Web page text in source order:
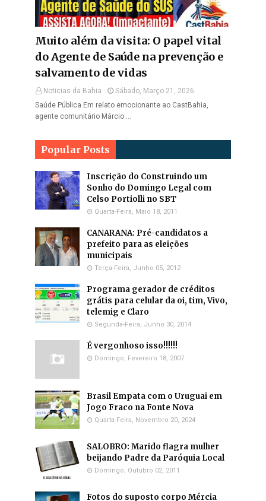
Muito além da visita: O papel vital
do Agente de Saúde na prevenção e
salvamento de vidas
Noticias da Bahia
Sábado, Março 21, 2026
Saúde Pública Em relato emocionante ao CastBahia,
agente comunitário Márcio …
Popular Posts
Inscrição do Construindo um
Sonho do Domingo Legal com
Celso Portiolli no SBT
Quarta-Feira, Maio 18, 2011
CANARANA: Pré-candidatos a
prefeito para as eleições
municipais
Terça-Feira, Junho 05, 2012
Programa gerador de créditos
grátis para celular da oi, tim, Vivo,
telemig e Claro
Segunda-Feira, Junho 30, 2014
É vergonhoso isso!!!!!!
Domingo, Fevereiro 18, 2007
Brasil Empata com o Uruguai em
Jogo Fraco na Fonte Nova
Quarta-Feira, Novembro 20, 2024
SALOBRO: Marido flagra mulher
beijando Padre da Paróquia Local
Domingo, Outubro 02, 2011
Fotos do suposto corpo Mércia